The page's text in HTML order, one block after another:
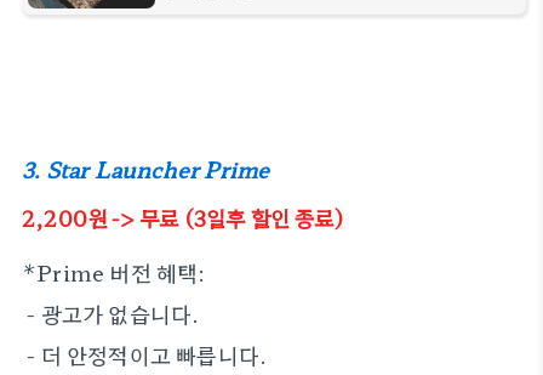
3. Star Launcher Prime
2,200원 -> 무료 (3일후 할인 종료)
*Prime 버전 혜택:
- 광고가 없습니다.
- 더 안정적이고 빠릅니다.